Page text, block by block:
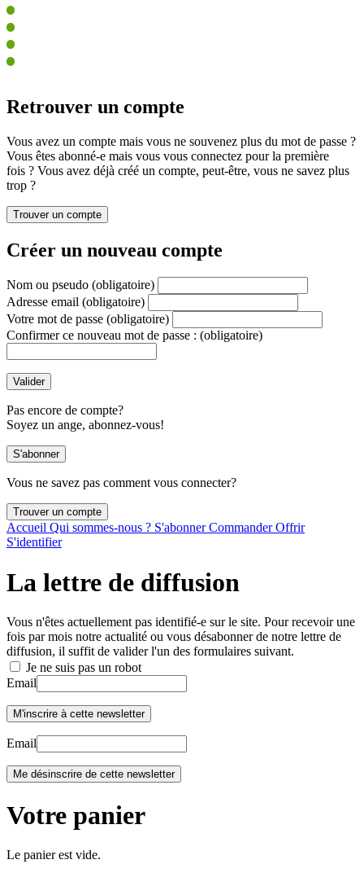
Retrouver un compte
Vous avez un compte mais vous ne souvenez plus du mot de passe ?
Vous êtes abonné-e mais vous vous connectez pour la première
fois ? Vous avez déjà créé un compte, peut-être, vous ne savez plus
trop ?
Créer un nouveau compte
Nom ou pseudo (obligatoire)
Adresse email (obligatoire)
Votre mot de passe (obligatoire)
Confirmer ce nouveau mot de passe : (obligatoire)
Pas encore de compte?
Soyez un ange, abonnez-vous!
Vous ne savez pas comment vous connecter?
Accueil Qui sommes-nous ? S'abonnerCommanderOffrir
S'identifier
La lettre de diffusion
Vous n'êtes actuellement pas identifié-e sur le site. Pour recevoir une
fois par mois notre actualité ou vous désabonner de notre lettre de
diffusion, il suffit de valider l'un des formulaires suivant.
Je ne suis pas un robot
Email
Email
Votre panier
Le panier est vide.